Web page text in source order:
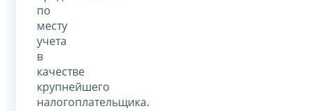
по
месту
учета
в
качестве
крупнейшего
налогоплательщика.